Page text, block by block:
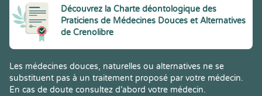
Découvrez la Charte déontologique des
Praticiens de Médecines Douces et Alternatives
de Crenolibre
Les médecines douces, naturelles ou alternatives ne se
substituent pas à un traitement proposé par votre médecin.
En cas de doute consultez d’abord votre médecin.